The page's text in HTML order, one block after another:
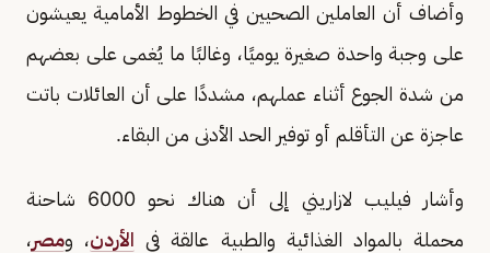
وأضاف أن العاملين الصحيين في الخطوط الأمامية يعيشون
على وجبة واحدة صغيرة يوميًا، وغالبًا ما يُغمى على بعضهم
من شدة الجوع أثناء عملهم، مشددًا على أن العائلات باتت
عاجزة عن التأقلم أو توفير الحد الأدنى من البقاء.
وأشار فيليب لازاريني إلى أن هناك نحو 6000 شاحنة
محملة بالمواد الغذائية والطبية عالقة في الأردن، ومصر،